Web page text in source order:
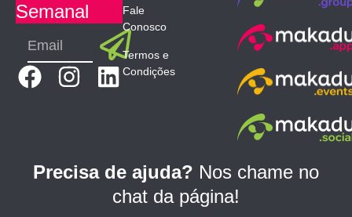
Semanal
Email Submit
F
b
I
a
L
e
d
Fale
Conosco
Termos e
Condições
Precisa de ajuda? Nos chame no
chat da página!